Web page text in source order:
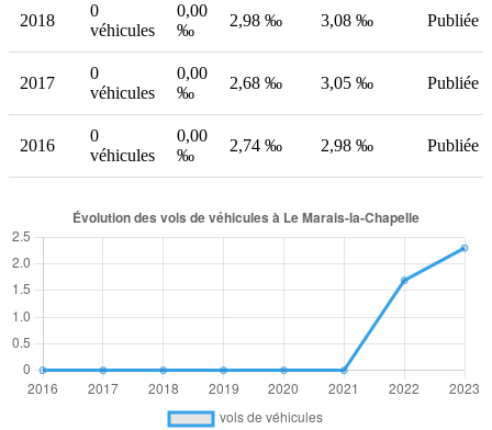
2018
0
véhicules
0,00
‰
2,98 ‰ 3,08 ‰ Publiée
2017
0
véhicules
0,00
‰
2,68 ‰ 3,05 ‰ Publiée
2016
0
véhicules
0,00
‰
2,74 ‰ 2,98 ‰ Publiée